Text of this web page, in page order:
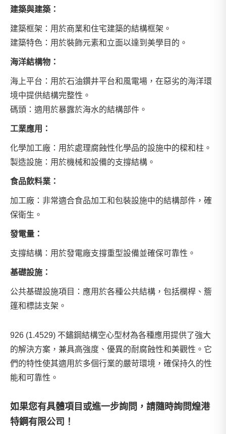
建築與建築：
建築框架：用於商業和住宅建築的結構框架。
建築特色：用於裝飾元素和立面以達到美學目的。
海洋結構物：
海上平台：用於石油鑽井平台和風電場，在惡劣的海洋環
境中提供結構完整性。
碼頭：適用於暴露於海水的結構部件。
工業應用：
化學加工廠：用於處理腐蝕性化學品的設施中的樑和柱。
製造設施：用於機械和設備的支撐結構。
食品飲料業：
加工廠：非常適合食品加工和包裝設施中的結構部件，確
保衛生。
發電量：
支撐結構：用於發電廠支撐重型設備並確保可靠性。
基礎設施：
公共基礎設施項目：應用於各種公共結構，包括欄桿、簷
篷和標誌支架。
926 (1.4529) 不鏽鋼結構空心型材為各種應用提供了強大
的解決方案，兼具高強度、優異的耐腐蝕性和美觀性。它
們的特性使其適用於多個行業的嚴苛環境，確保持久的性
能和可靠性。
如果您有具體項目或進一步詢問，請隨時詢問煌港
特鋼有限公司 ！